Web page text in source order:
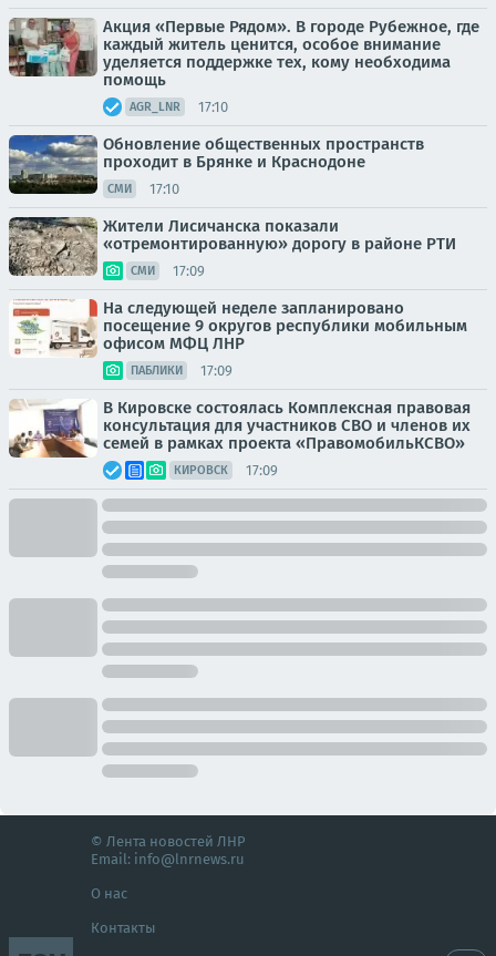
Акция «Первые Рядом». В городе Рубежное, где
каждый житель ценится, особое внимание
уделяется поддержке тех, кому необходима
помощь
AGR_LNR 17:10
Обновление общественных пространств
проходит в Брянке и Краснодоне
СМИ 17:10
Жители Лисичанска показали
«отремонтированную» дорогу в районе РТИ
СМИ 17:09
На следующей неделе запланировано
посещение 9 округов республики мобильным
офисом МФЦ ЛНР
ПАБЛИКИ 17:09
В Кировске состоялась Комплексная правовая
консультация для участников СВО и членов их
семей в рамках проекта «ПравомобильКСВО»
КИРОВСК 17:09
© Лента новостей ЛНР
Email: info@lnrnews.ru
О нас
Контакты